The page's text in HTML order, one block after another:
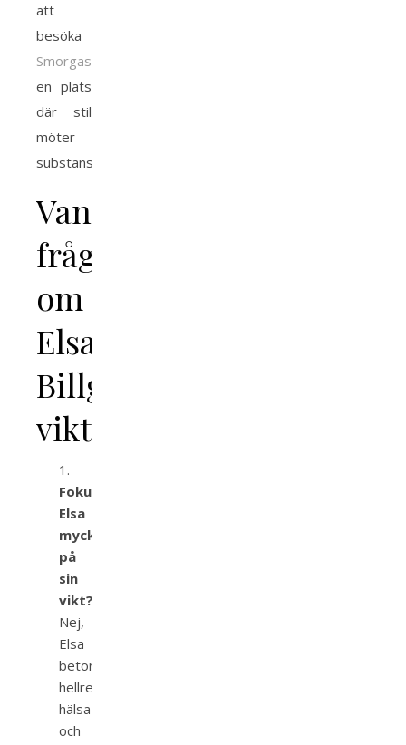
att
besöka
Smorgasbord.nu
en plats
där stil
möter
substans.
Vanliga
frågor
om
Elsa
Billgrens
vikt
Fokuserar
Elsa
mycket
på
sin
vikt?
Nej,
Elsa
betonar
hellre
hälsa
och